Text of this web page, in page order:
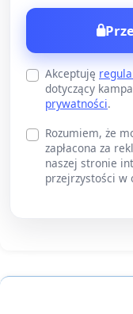
Akceptuję
dotyczący
prywatności.
Rozumiem, że
zapłacona za
naszej stronie
przejrzystości w